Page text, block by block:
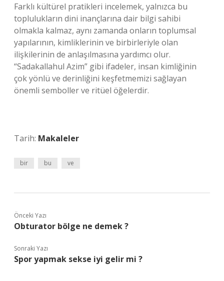
Farklı kültürel pratikleri incelemek, yalnızca bu
toplulukların dini inançlarına dair bilgi sahibi
olmakla kalmaz, aynı zamanda onların toplumsal
yapılarının, kimliklerinin ve birbirleriyle olan
ilişkilerinin de anlaşılmasına yardımcı olur.
“Sadakallahul Azim” gibi ifadeler, insan kimliğinin
çok yönlü ve derinliğini keşfetmemizi sağlayan
önemli semboller ve ritüel öğelerdir.
Tarih: Makaleler
bir bu ve
Önceki Yazı
Obturator bölge ne demek ?
Sonraki Yazı
Spor yapmak sekse iyi gelir mi ?